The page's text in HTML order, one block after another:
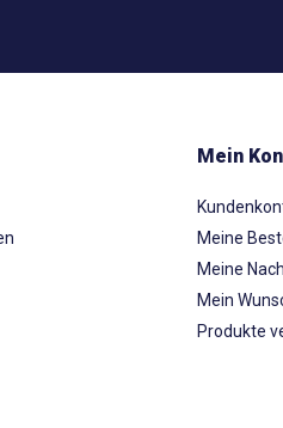
Mein
Meine
Meine
Mein
Produkte